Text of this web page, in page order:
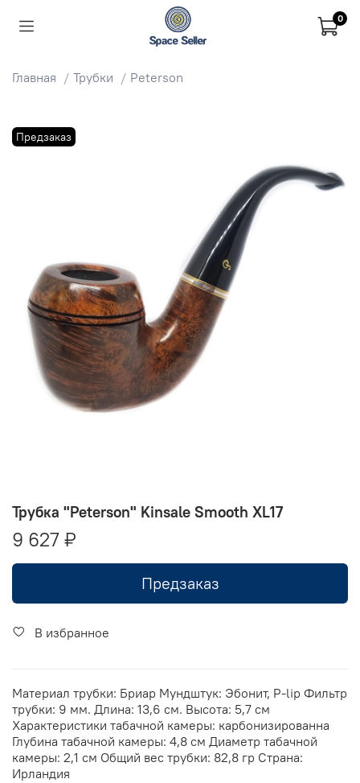
0
Главная Трубки Peterson
Предзаказ
Трубка "Peterson" Kinsale Smooth XL17
9 627 ₽
Предзаказ
В избранное
Материал трубки: Бриар Мундштук: Эбонит, P-lip Фильтр
трубки: 9 мм. Длина: 13,6 см. Высота: 5,7 см
Характеристики табачной камеры: карбонизированна
Глубина табачной камеры: 4,8 см Диаметр табачной
камеры: 2,1 см Общий вес трубки: 82,8 гр Страна:
Ирландия